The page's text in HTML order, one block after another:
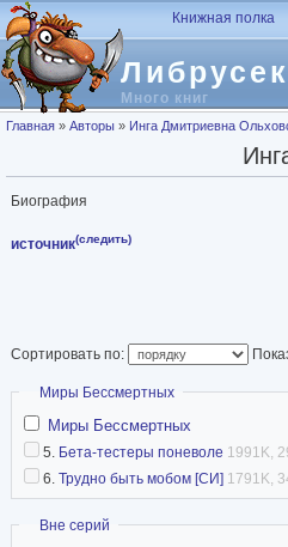
Перейти к основному содержанию
Либрусек
Много книг
Книжная полка
Вы здесь
Главная » Авторы » Инга Дмитриевна
Биография
источник(следить)
Сортировать по:
Скрыть
Миры Бессмертных
Миры Бессмертных
5. Бета-тестеры поневоле 1991K,
6. Трудно быть мобом [СИ] 1791K,
Скрыть
Вне серий